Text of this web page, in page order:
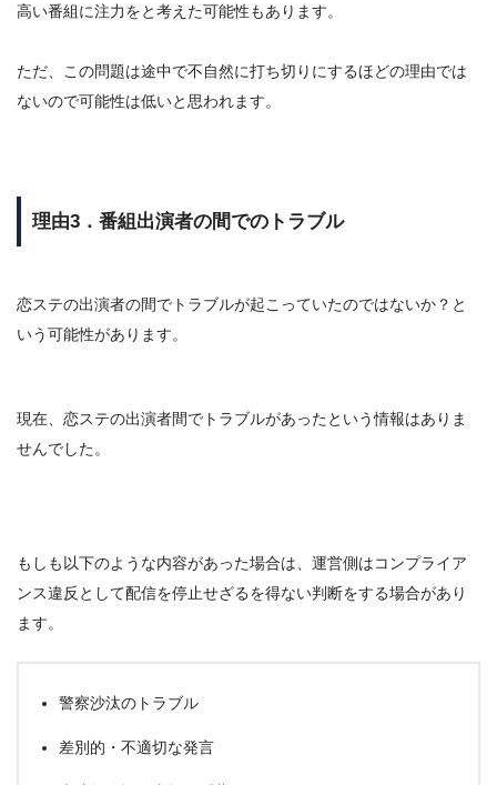
高い番組に注力をと考えた可能性もあります。
ただ、この問題は途中で不自然に打ち切りにするほどの理由では
ないので可能性は低いと思われます。
理由3．番組出演者の間でのトラブル
恋ステの出演者の間でトラブルが起こっていたのではないか？と
いう可能性があります。
現在、恋ステの出演者間でトラブルがあったという情報はありま
せんでした。
もしも以下のような内容があった場合は、運営側はコンプライア
ンス違反として配信を停止せざるを得ない判断をする場合があり
ます。
警察沙汰のトラブル
差別的・不適切な発言